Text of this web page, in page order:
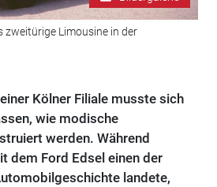
zweitürige Limousine in der
Kölner Filiale musste sich
wie modische
werden. Während
dem Ford Edsel einen der
landete,